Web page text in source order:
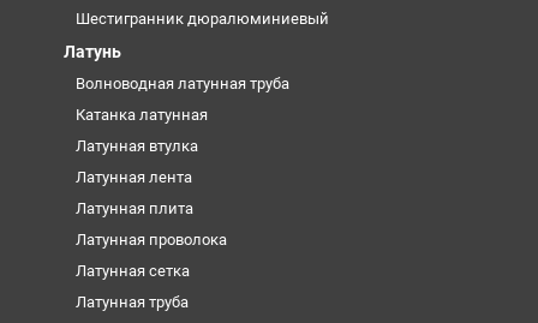
Шестигранник дюралюминиевый
Латунь
Волноводная латунная труба
Катанка латунная
Латунная втулка
Латунная лента
Латунная плита
Латунная проволока
Латунная сетка
Латунная труба